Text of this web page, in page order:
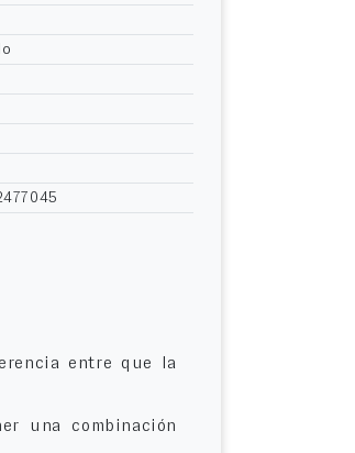
entre que la
una combinación